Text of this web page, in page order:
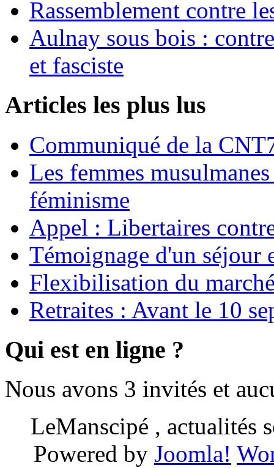
Rassemblement contre
Aulnay sous bois :
et fasciste
Articles les plus lus
Communiqué de la
Les femmes
féminisme
Appel : Libertaires
Témoignage d'un séjour
Flexibilisation du
Retraites : Avant le 10
Qui est en ligne ?
Nous avons 3 invités et
LeManscipé , actualités
Powered by Joomla!